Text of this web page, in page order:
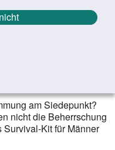
erster
vorheriger
1578/1627
Kit für
am Siedepunkt?
nicht die Beherrschung
Kit für Männer